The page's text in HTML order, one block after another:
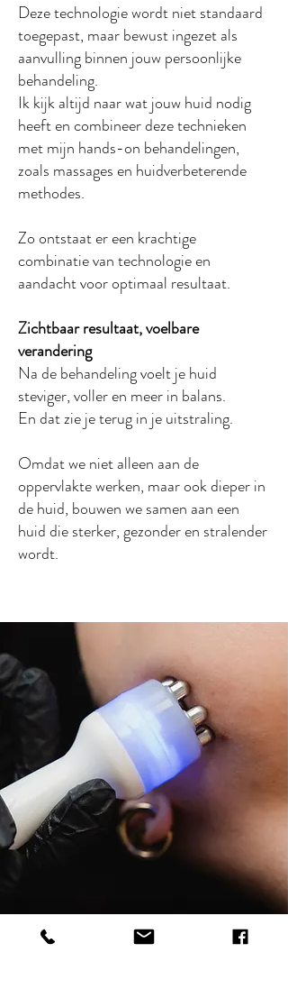
Deze technologie wordt niet standaard
toegepast, maar bewust ingezet als
aanvulling binnen jouw persoonlijke
behandeling.
Ik kijk altijd naar wat jouw huid nodig
heeft en combineer deze technieken
met mijn hands-on behandelingen,
zoals massages en huidverbeterende
methodes.
Zo ontstaat er een krachtige
combinatie van technologie en
aandacht voor optimaal resultaat.
Zichtbaar resultaat, voelbare
verandering
Na de behandeling voelt je huid
steviger, voller en meer in balans.
En dat zie je terug in je uitstraling.
Omdat we niet alleen aan de
oppervlakte werken, maar ook dieper in
de huid, bouwen we samen aan een
huid die sterker, gezonder en stralender
wordt.